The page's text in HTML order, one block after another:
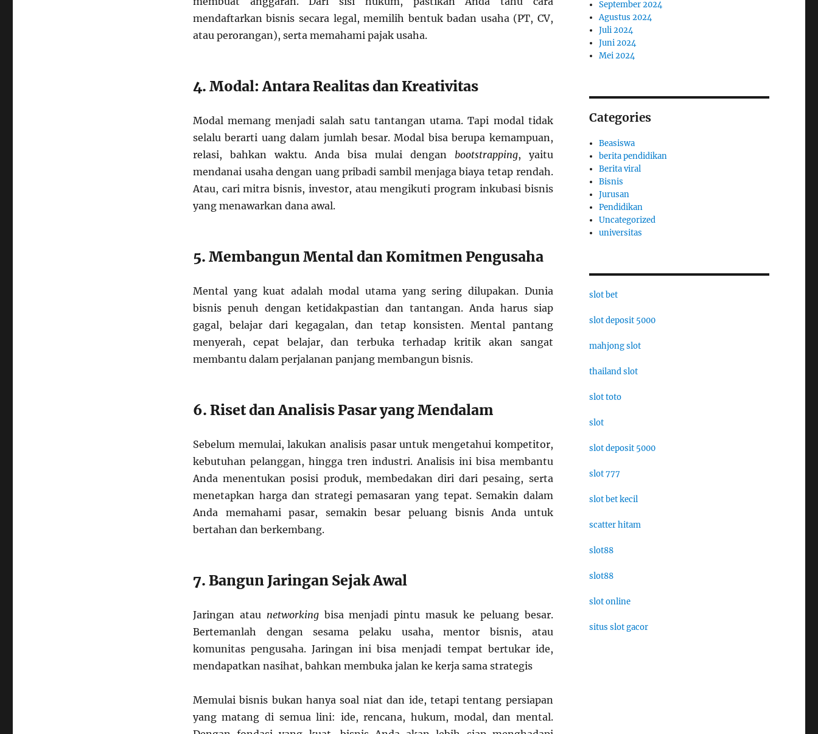
mendaftarkan bisnis secara legal, memilih bentuk badan usaha (PT, CV,
atau perorangan), serta memahami pajak usaha.
4. Modal: Antara Realitas dan Kreativitas
Modal memang menjadi salah satu tantangan utama. Tapi modal tidak
selalu berarti uang dalam jumlah besar. Modal bisa berupa kemampuan,
relasi, bahkan waktu. Anda bisa mulai dengan bootstrapping, yaitu
mendanai usaha dengan uang pribadi sambil menjaga biaya tetap rendah.
Atau, cari mitra bisnis, investor, atau mengikuti program inkubasi bisnis
yang menawarkan dana awal.
5. Membangun Mental dan Komitmen Pengusaha
Mental yang kuat adalah modal utama yang sering dilupakan. Dunia
bisnis penuh dengan ketidakpastian dan tantangan. Anda harus siap
gagal, belajar dari kegagalan, dan tetap konsisten. Mental pantang
menyerah, cepat belajar, dan terbuka terhadap kritik akan sangat
membantu dalam perjalanan panjang membangun bisnis.
6. Riset dan Analisis Pasar yang Mendalam
Sebelum memulai, lakukan analisis pasar untuk mengetahui kompetitor,
kebutuhan pelanggan, hingga tren industri. Analisis ini bisa membantu
Anda menentukan posisi produk, membedakan diri dari pesaing, serta
menetapkan harga dan strategi pemasaran yang tepat. Semakin dalam
Anda memahami pasar, semakin besar peluang bisnis Anda untuk
bertahan dan berkembang.
7. Bangun Jaringan Sejak Awal
Jaringan atau networkingbisa menjadi pintu masuk ke peluang besar.
Bertemanlah dengan sesama pelaku usaha, mentor bisnis, atau
komunitas pengusaha. Jaringan ini bisa menjadi tempat bertukar ide,
mendapatkan nasihat, bahkan membuka jalan ke kerja sama strategis
Memulai bisnis bukan hanya soal niat dan ide, tetapi tentang persiapan
yang matang di semua lini: ide, rencana, hukum, modal, dan mental.
September 2024
Agustus 2024
Juli 2024
Juni 2024
Mei 2024
Categories
Beasiswa
berita pendidikan
Berita viral
Bisnis
Jurusan
Pendidikan
Uncategorized
universitas
slot bet
slot deposit 5000
mahjong slot
thailand slot
slot toto
slot
slot deposit 5000
slot 777
slot bet kecil
scatter hitam
slot88
slot88
slot online
situs slot gacor